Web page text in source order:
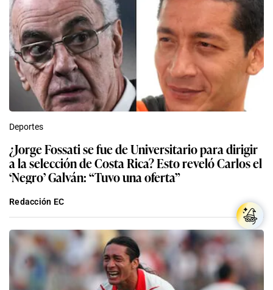
Deportes
¿Jorge Fossati se fue de Universitario para dirigir
a la selección de Costa Rica? Esto reveló Carlos el
‘Negro’ Galván: “Tuvo una oferta”
Redacción EC